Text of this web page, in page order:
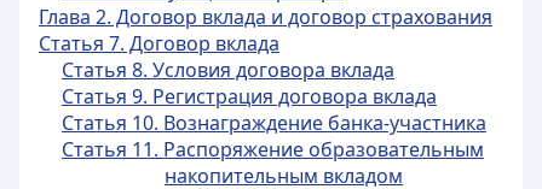
Глава 2. Договор вклада и договор страхования
Статья 7. Договор вклада
Статья 8. Условия договора вклада
Статья 9. Регистрация договора вклада
Статья 10. Вознаграждение банка-участника
Статья 11. Распоряжение образовательным
накопительным вкладом